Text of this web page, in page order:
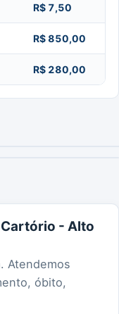
R$ 7,50
R$ 850,00
R$ 280,00
- Alto
Atendemos
óbito,